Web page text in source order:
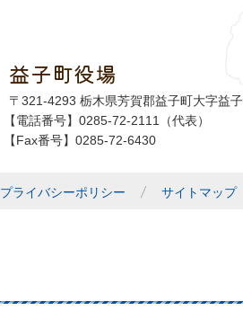
益子町
益子町役場
〒321-4293 栃木県芳賀郡益子町大字益
【電話番号】0285-72-2111（代表）
【Fax番号】0285-72-6430
プライバシーポリシー サイトマップ